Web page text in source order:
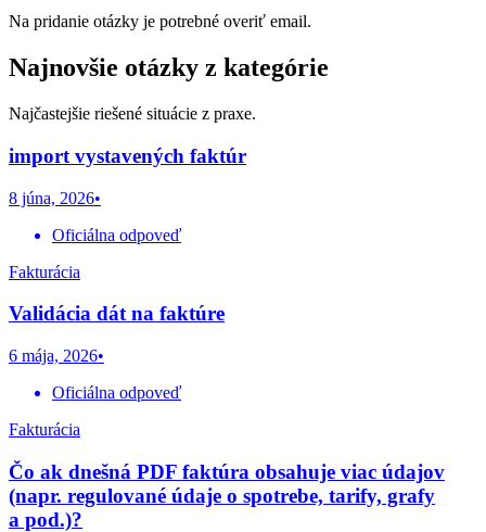
Na pridanie otázky je potrebné overiť email.
Najnovšie otázky z kategórie
Najčastejšie riešené situácie z praxe.
import vystavených faktúr
8 júna, 2026•
Oficiálna odpoveď
Fakturácia
Validácia dát na faktúre
6 mája, 2026•
Oficiálna odpoveď
Fakturácia
Čo ak dnešná PDF faktúra obsahuje viac údajov
(napr. regulované údaje o spotrebe, tarify, grafy
a pod.)?